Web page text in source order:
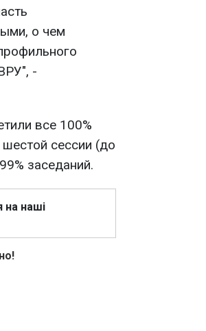
о чем
-
все 100%
сессии (до
заседаний.
на наші